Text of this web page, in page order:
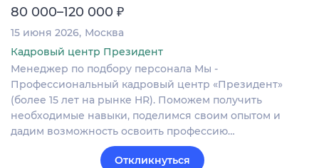
80 000–120 000 ₽
15 июня 2026 Москва
Кадровый центр Президент
Менеджер по подбору персонала Мы -
Профессиональный кадровый центр «Президент»
(более 15 лет на рынке HR). Поможем получить
необходимые навыки, поделимся своим опытом и
дадим возможность освоить профессию…
Откликнуться